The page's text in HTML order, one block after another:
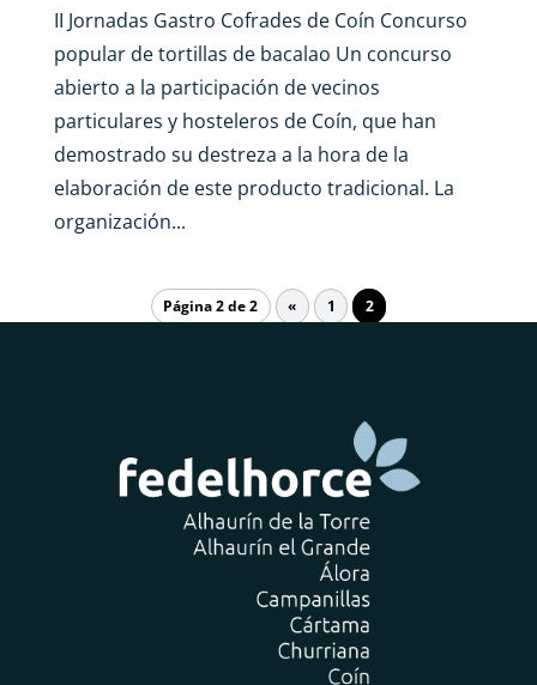
II Jornadas Gastro Cofrades de Coín Concurso
popular de tortillas de bacalao Un concurso
abierto a la participación de vecinos
particulares y hosteleros de Coín, que han
demostrado su destreza a la hora de la
elaboración de este producto tradicional. La
organización...
Página 2 de 2 « 1 2